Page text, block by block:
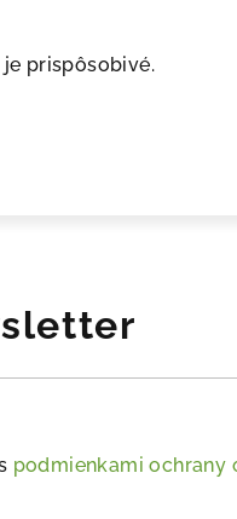
prispôsobivé.
podmienkami ochrany